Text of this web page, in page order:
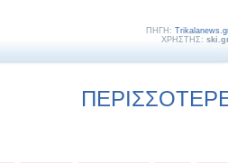
ΠΗΓΗ:
ΧΡΗΣΤΗΣ: